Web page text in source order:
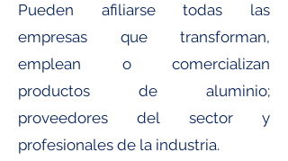
Pueden afiliarse todas las
empresas que transforman,
emplean o comercializan
productos de aluminio;
proveedores del sector y
profesionales de la industria.